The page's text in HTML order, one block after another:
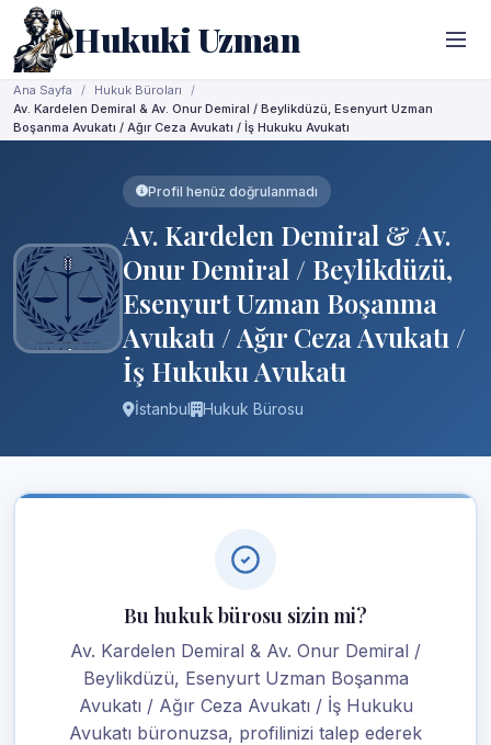
Hukuki Uzman
Ana Sayfa
Hukuk Büroları
Av. Kardelen Demiral & Av. Onur Demiral / Beylikdüzü, Esenyurt Uzman
Boşanma Avukatı / Ağır Ceza Avukatı / İş Hukuku Avukatı
Profil henüz doğrulanmadı
Av. Kardelen Demiral & Av.
Onur Demiral / Beylikdüzü,
Esenyurt Uzman Boşanma
Avukatı / Ağır Ceza Avukatı /
İş Hukuku Avukatı
İstanbul Hukuk Bürosu
Bu hukuk bürosu sizin mi?
Av. Kardelen Demiral & Av. Onur Demiral /
Beylikdüzü, Esenyurt Uzman Boşanma
Avukatı / Ağır Ceza Avukatı / İş Hukuku
Avukatı büronuzsa, profilinizi talep ederek